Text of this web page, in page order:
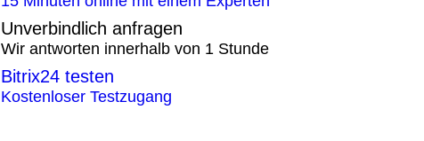
Unverbindlich anfragen
Wir antworten innerhalb von 1 Stunde
Bitrix24 testen
Kostenloser Testzugang